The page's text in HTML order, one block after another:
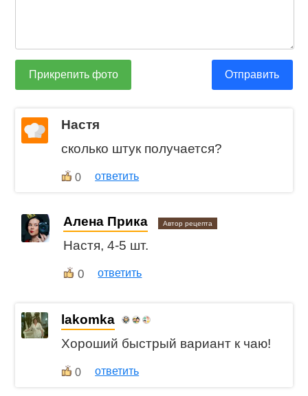
Прикрепить фото Отправить
Настя
сколько штук получается?
0 ответить
Алена Прика Автор рецепта
Настя, 4-5 шт.
0 ответить
lakomka
Хороший быстрый вариант к чаю!
0 ответить